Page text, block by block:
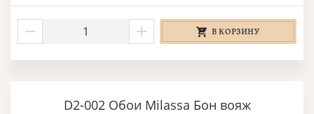
В КОРЗИНУ
D2-002 Обои Milassa Бон вояж